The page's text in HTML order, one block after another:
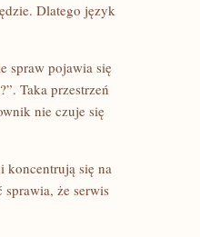
Dlatego język
spraw pojawia się
Taka przestrzeń
nie czuje się
koncentrują się na
że serwis